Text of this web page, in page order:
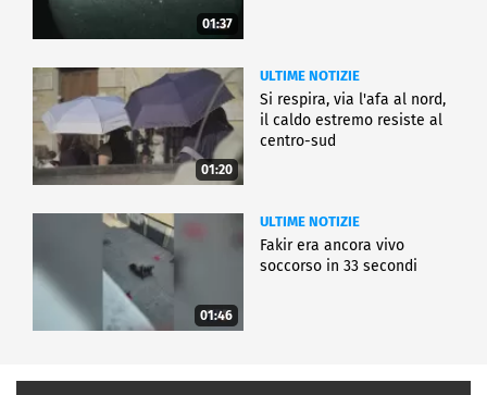
01:37
01:20
ULTIME NOTIZIE
Si respira, via l'afa al nord,
il caldo estremo resiste al
centro-sud
01:46
ULTIME NOTIZIE
Fakir era ancora vivo
soccorso in 33 secondi